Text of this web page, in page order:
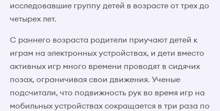
исследовавшие группу детей в возрасте от трех до
четырех лет.
С раннего возраста родители приучают детей к
играм на электронных устройствах, и дети вместо
активных игр много времени проводят в сидячих
позах, ограничивая свои движения. Ученые
подсчитали, что подвижность рук во время игр на
мобильных устройствах сокращается в три раза по